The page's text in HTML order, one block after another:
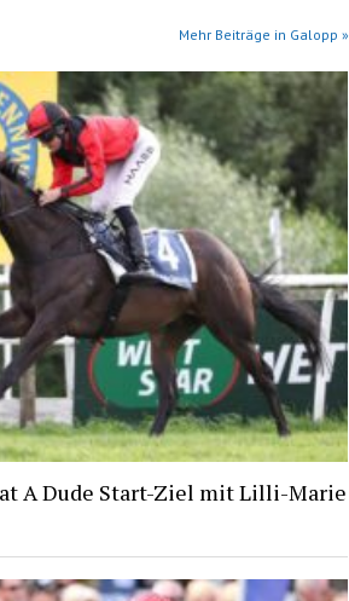
Mehr Beiträge in Galopp »
A Dude Start-Ziel mit Lilli-Marie